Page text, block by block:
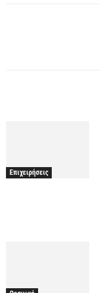
Επιχειρήσεις